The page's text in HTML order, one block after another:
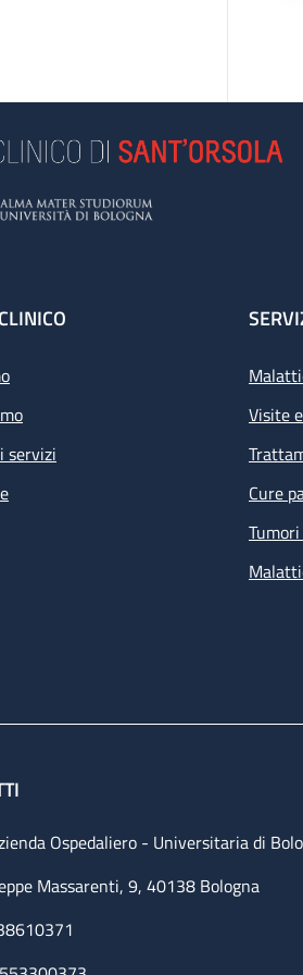
servizi
Visite
Cure
Ospedaliero - Universitaria di
Massarenti, 9, 40138 Bologna